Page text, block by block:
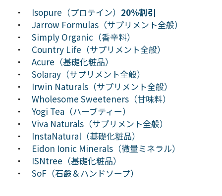
・ Isopure（プロテイン） 20%割引
・ Jarrow Formulas（サプリメント全般）
・ Simply Organic（香辛料）
・ Country Life（サプリメント全般）
・ Acure（基礎化粧品）
・ Solaray（サプリメント全般）
・ Irwin Naturals（サプリメント全般）
・ Wholesome Sweeteners（甘味料）
・ Yogi Tea（ハーブティー）
・ Viva Naturals（サプリメント全般）
・ InstaNatural（基礎化粧品）
・ Eidon Ionic Minerals（微量ミネラル）
・ ISNtree（基礎化粧品）
・ SoF（石鹸＆ハンドソープ）